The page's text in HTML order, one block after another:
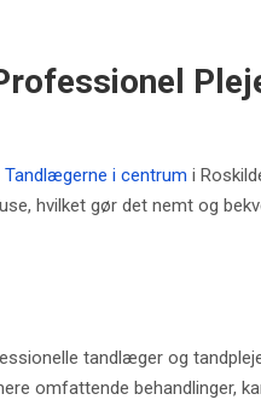
Tandlægerne i centrum i
hvilket gør det nemt og
tandlæger og
omfattende behandlinger,